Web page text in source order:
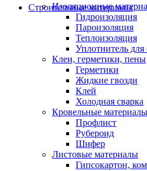
Строительные материалы
Изоляционные
Гидроизоляция
Пароизоляция
Теплоизоляция
Уплотнитель для
Клеи, герметики, пены
Герметики
Жидкие гвозди
Клей
Холодная сварка
Кровельные материалы
Профлист
Рубероид
Шифер
Листовые материалы
Гипсокартон,